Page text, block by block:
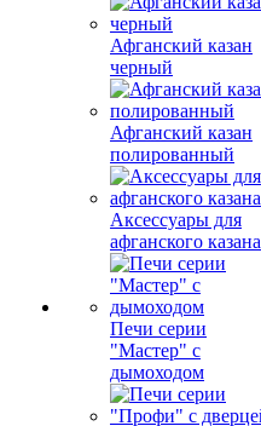
Афганский казан
черный
Афганский казан
полированный
Аксессуары для
афганского казана
Печи серии
"Мастер" с
дымоходом